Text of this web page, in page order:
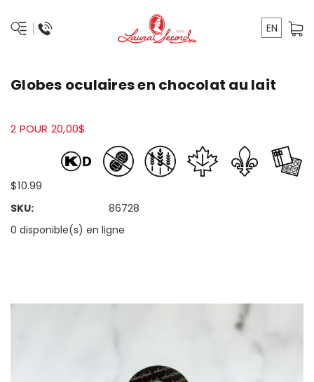
EN
Globes oculaires en chocolat au lait
2 POUR 20,00$
$10.99
SKU:
86728
0 disponible(s) en ligne